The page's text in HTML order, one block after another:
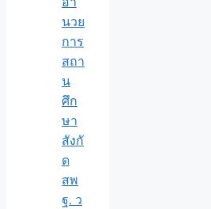
นวย
การ
สถา
น
ศึก
ษา
สังกั
ด
สพ
ฐ. ว